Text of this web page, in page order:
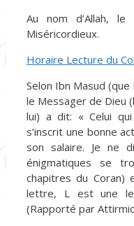
Au nom d’Allah,
Miséricordieux.
Horaire Lecture du
Selon Ibn Masud
le Messager de Dieu
lui) a dit: « Celui
s’inscrit une bonne
son salaire. Je ne
énigmatiques se
chapitres du
lettre, L est une
(Rapporté par